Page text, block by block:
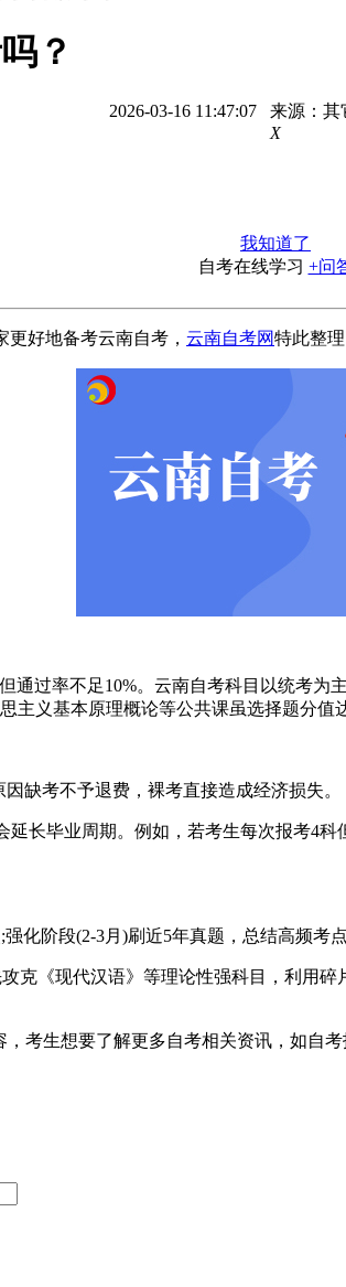
？
2026-03-16 11:47:07 来源：
X
我知道了
自考在线学习 +问
好地备考云南自考， 云南自考网特此整
过率不足10%。云南自考科目以统考为
义基本原理概论等公共课虽选择题分值
考不予退费，裸考直接造成经济损失。
毕业周期。例如，若考生每次报考4科
阶段(2-3月)刷近5年真题，总结高频考
现代汉语》等理论性强科目，利用碎
考生想要了解更多自考相关资讯，如自